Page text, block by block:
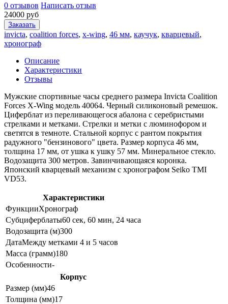
0 отзывов Написать отзыв
24000 руб
Заказать
invicta, coalition forces, x-wing, 46 мм, каучук, кварцевый,
хронограф
Описание
Характеристики
Отзывы
Мужские спортивные часы среднего размера Invicta Coalition
Forces X-Wing модель 40064. Черный силиконовый ремешок.
Циферблат из переливающегося абалона с серебристыми
стрелками и метками. Стрелки и метки с люминофором и
светятся в темноте. Стальной корпус с рантом покрытия
радужного "бензинового" цвета. Размер корпуса 46 мм,
толщина 17 мм, от ушка к ушку 57 мм. Минеральное стекло.
Водозащита 300 метров. Завинчивающаяся коронка.
Японский кварцевый механизм с хронографом Seiko TMI
VD53.
Характеристики
ФункцииХронограф
Субциферблаты60 сек, 60 мин, 24 часа
Водозащита (м)300
ДатаМежду метками 4 и 5 часов
Масса (грамм)180
Особенности-
Корпус
Размер (мм)46
Толщина (мм)17